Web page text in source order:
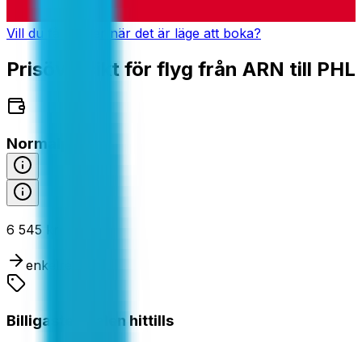
Vill du få notiser när det är läge att boka?
Prisöversikt för flyg från ARN till PHL
Normalpris
6 545 kr
enkelresa
Billigaste dealen hittills